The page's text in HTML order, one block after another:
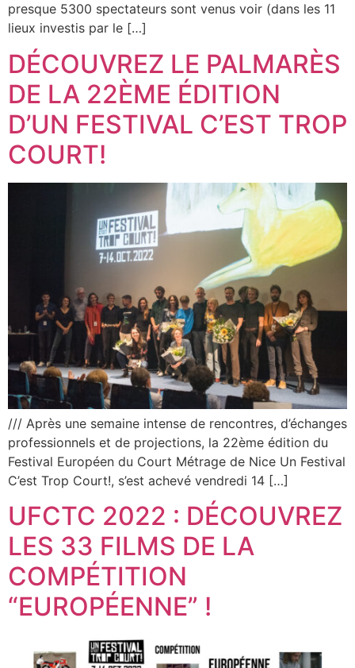
presque 5300 spectateurs sont venus voir (dans les 11
lieux investis par le […]
DÉCOUVREZ LE PALMARÈS
DE LA 22ÈME ÉDITION
D’UN FESTIVAL C’EST TROP
COURT!
/// Après une semaine intense de rencontres, d’échanges
professionnels et de projections, la 22ème édition du
Festival Européen du Court Métrage de Nice Un Festival
C’est Trop Court!, s’est achevé vendredi 14 […]
UFCTC 2022 : DÉCOUVREZ
LES 33 FILMS DE LA
COMPÉTITION
“EUROPÉENNE” !